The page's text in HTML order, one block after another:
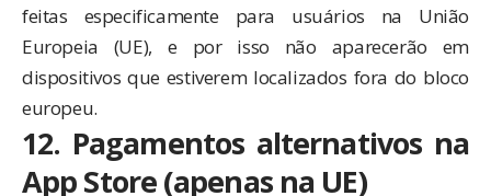
feitas especificamente para usuários na União
Europeia (UE), e por isso não aparecerão em
dispositivos que estiverem localizados fora do bloco
europeu.
12. Pagamentos alternativos na
App Store (apenas na UE)